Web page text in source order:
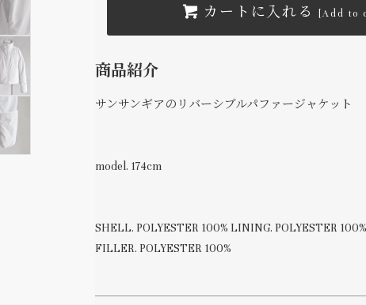
カートに入れる [Add to
商品紹介
サンサンギアのリバーシブルパファージャケット
model. 174cm
SHELL. POLYESTER 100% LINING. POLYESTER 100%
FILLER. POLYESTER 100%